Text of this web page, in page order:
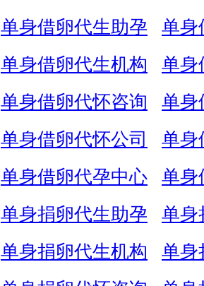
单身借卵代生助孕
单身
单身借卵代生机构
单身
单身借卵代怀咨询
单身
单身借卵代怀公司
单身
单身借卵代孕中心
单身
单身捐卵代生助孕
单身
单身捐卵代生机构
单身